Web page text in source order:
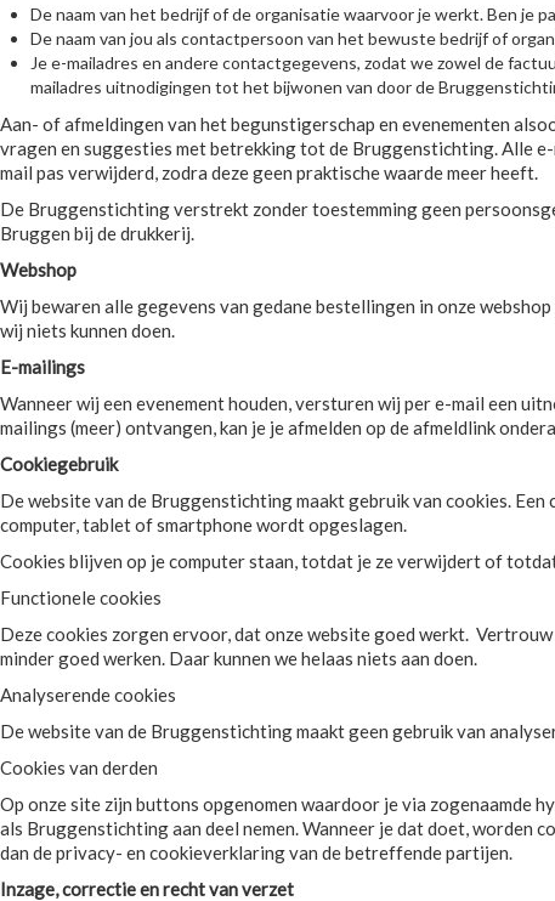
De naam van het bedrijf of de organisatie waarvoor je werkt. Ben je
De naam van jou als contactpersoon van het bewuste bedrijf of
Je e-mailadres en andere contactgegevens, zodat we zowel de
mailadres uitnodigingen tot het bijwonen van door de
Aan- of afmeldingen van het begunstigerschap en evenementen
vragen en suggesties met betrekking tot de Bruggenstichting. Alle
mail pas verwijderd, zodra deze geen praktische waarde meer heeft.
De Bruggenstichting verstrekt zonder toestemming geen
Bruggen bij de drukkerij.
Webshop
Wij bewaren alle gegevens van gedane bestellingen in onze
wij niets kunnen doen.
E-mailings
Wanneer wij een evenement houden, versturen wij per e-mail een
mailings (meer) ontvangen, kan je je afmelden op de afmeldlink
Cookiegebruik
De website van de Bruggenstichting maakt gebruik van cookies.
computer, tablet of smartphone wordt opgeslagen.
Cookies blijven op je computer staan, totdat je ze verwijdert of
Functionele cookies
Deze cookies zorgen ervoor, dat onze website goed werkt.
minder goed werken. Daar kunnen we helaas niets aan doen.
Analyserende cookies
De website van de Bruggenstichting maakt geen gebruik van
Cookies van derden
Op onze site zijn buttons opgenomen waardoor je via zogenaamde
als Bruggenstichting aan deel nemen. Wanneer je dat doet, worden
dan de privacy- en cookieverklaring van de betreffende partijen.
Inzage, correctie en recht van verzet